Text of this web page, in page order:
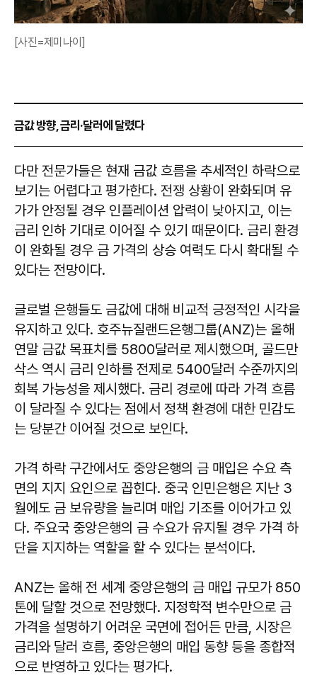
[사진=제미나이]
금값 방향, 금리·달러에 달렸다
다만 전문가들은 현재 금값 흐름을 추세적인 하락으로
보기는 어렵다고 평가한다. 전쟁 상황이 완화되며 유
가가 안정될 경우 인플레이션 압력이 낮아지고, 이는
금리 인하 기대로 이어질 수 있기 때문이다. 금리 환경
이 완화될 경우 금 가격의 상승 여력도 다시 확대될 수
있다는 전망이다.
글로벌 은행들도 금값에 대해 비교적 긍정적인 시각을
유지하고 있다. 호주뉴질랜드은행그룹(ANZ)는 올해
연말 금값 목표치를 5800달러로 제시했으며, 골드만
삭스 역시 금리 인하를 전제로 5400달러 수준까지의
회복 가능성을 제시했다. 금리 경로에 따라 가격 흐름
이 달라질 수 있다는 점에서 정책 환경에 대한 민감도
는 당분간 이어질 것으로 보인다.
가격 하락 구간에서도 중앙은행의 금 매입은 수요 측
면의 지지 요인으로 꼽힌다. 중국 인민은행은 지난 3
월에도 금 보유량을 늘리며 매입 기조를 이어가고 있
다. 주요국 중앙은행의 금 수요가 유지될 경우 가격 하
단을 지지하는 역할을 할 수 있다는 분석이다.
ANZ는 올해 전 세계 중앙은행의 금 매입 규모가 850
톤에 달할 것으로 전망했다. 지정학적 변수만으로 금
가격을 설명하기 어려운 국면에 접어든 만큼, 시장은
금리와 달러 흐름, 중앙은행의 매입 동향 등을 종합적
으로 반영하고 있다는 평가다.